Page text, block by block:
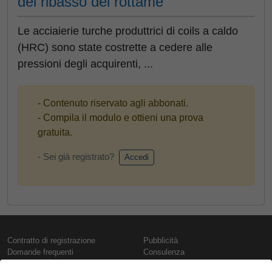
Le acciaierie turche produttrici di coils a caldo
(HRC) sono state costrette a cedere alle
pressioni degli acquirenti, ...
- Contenuto riservato agli abbonati.
- Compila il modulo e ottieni una prova
gratuita.
- Sei già registrato? Accedi
Contratto di registrazione
Domande frequenti
Pubblicità
Consulenza